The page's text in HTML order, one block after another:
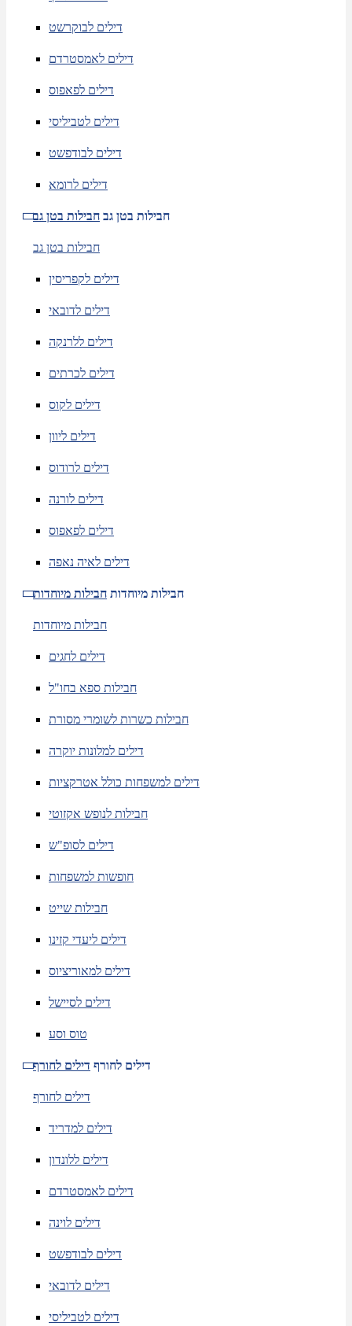
דילים לבוקרשט
דילים לאמסטרדם
דילים לפאפוס
דילים לטביליסי
דילים לבודפשט
דילים לרומא
חבילות בטן גב חבילות בטן גב
חבילות בטן גב
דילים לקפריסין
דילים לדובאי
דילים ללרנקה
דילים לכרתים
דילים לקוס
דילים ליוון
דילים לרודוס
דילים לורנה
דילים לפאפוס
דילים לאיה נאפה
חבילות מיוחדות חבילות מיוחדות
חבילות מיוחדות
דילים לחגים
חבילות ספא בחו"ל
חבילות כשרות לשומרי מסורת
דילים למלונות יוקרה
דילים למשפחות כולל אטרקציות
חבילות לנופש אקזוטי
דילים לסופ"ש
חופשות למשפחות
חבילות שייט
דילים ליעדי קזינו
דילים למאוריציוס
דילים לסיישל
טוס וסע
דילים לחורף דילים לחורף
דילים לחורף
דילים למדריד
דילים ללונדון
דילים לאמסטרדם
דילים לוינה
דילים לבודפשט
דילים לדובאי
דילים לטביליסי